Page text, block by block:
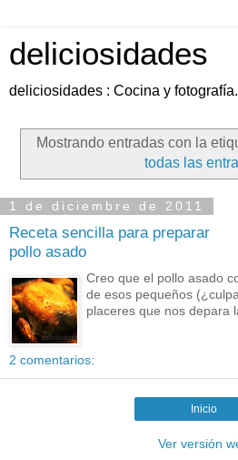
deliciosidades
deliciosidades : Cocina y fotografía.
Mostrando entradas con la
todas las
1 de diciembre de 2011
Receta sencilla para preparar
pollo asado
Creo que el pollo asado
de esos pequeños
placeres que nos depara
2 comentarios:
Inicio
Ver versión